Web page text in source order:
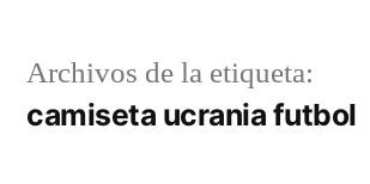
Archivos de la etiqueta:
camiseta ucrania futbol